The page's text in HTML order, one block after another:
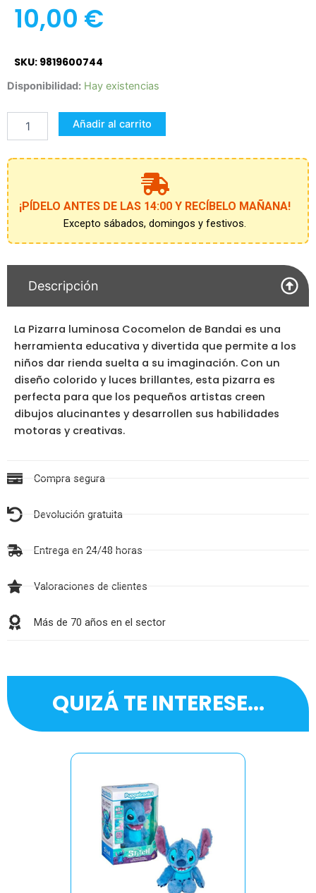
10,00 €
SKU: 9819600744
Disponibilidad: Hay existencias
Pizarra
Glowpad
cantidad
Añadir al carrito
¡PÍDELO ANTES DE LAS 14:00 Y RECÍBELO MAÑANA!
Excepto sábados, domingos y festivos.
Descripción
La Pizarra luminosa Cocomelon de Bandai es una
herramienta educativa y divertida que permite a los
niños dar rienda suelta a su imaginación. Con un
diseño colorido y luces brillantes, esta pizarra es
perfecta para que los pequeños artistas creen
dibujos alucinantes y desarrollen sus habilidades
motoras y creativas.
Compra segura
Devolución gratuita
Entrega en 24/48 horas
Valoraciones de clientes
Más de 70 años en el sector
QUIZÁ TE INTERESE...